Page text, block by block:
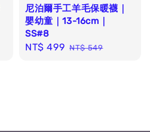
尼泊爾手工羊毛保暖襪｜
嬰幼童｜13-16cm｜
SS#8
Sale
NT$ 499 Regular
NT$ 549